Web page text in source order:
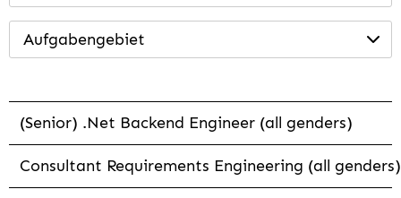
Aufgabengebiet
(Senior) .Net Backend Engineer (all genders)
Consultant Requirements Engineering (all genders)